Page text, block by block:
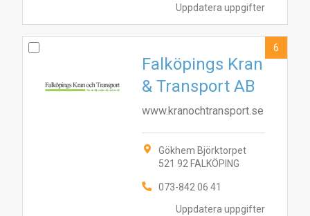
Uppdatera uppgifter
Uppdatera uppgifter
Falköpings Kran
& Transport AB
www.kranochtransport.se
Gökhem Björktorpet
521 92 FALKÖPING
073-842 06 41
6